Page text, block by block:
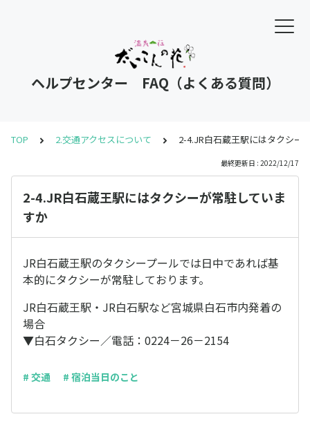
ヘルプセンター FAQ（よくある質問）
TOP 2.交通アクセスについて 2-4.JR白石蔵王駅にはタクシー
最終更新日 : 2022/12/17
2-4.JR白石蔵王駅にはタクシーが常駐していま
すか
JR白石蔵王駅のタクシープールでは日中であれば基
本的にタクシーが常駐しております。
JR白石蔵王駅・JR白石駅など宮城県白石市内発着の
場合
▼白石タクシー／電話：0224－26－2154
# 交通 # 宿泊当日のこと